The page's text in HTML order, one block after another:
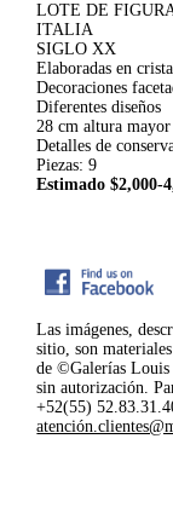
LOTE DE
ITALIA
SIGLO XX
Elaboradas en
Decoraciones
Diferentes diseños
28 cm altura mayor
Detalles de
Piezas: 9
Estimado $2,000-
Las imágenes,
sitio, son
de ©Galerías Louis
sin autorización.
+52(55)